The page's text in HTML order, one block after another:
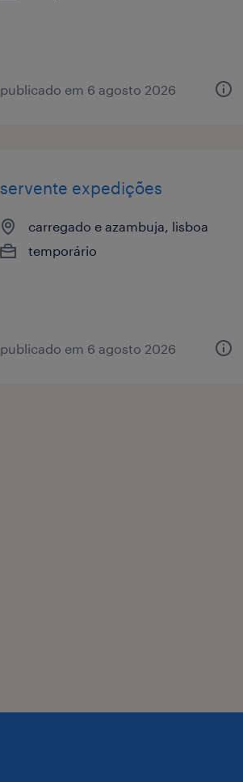
publicado em 6 agosto 2026
servente expedições
carregado e azambuja, lisboa
temporário
publicado em 6 agosto 2026